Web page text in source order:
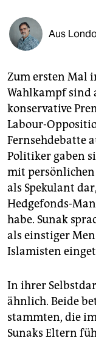
fragen & hilfe
abo
genossenschaft
epaper login
Aus
Zum ersten Mal
Wahlkampf sind
konservative
Labour-
Fernsehdebatte
Politiker gaben
mit persönlichen
als Spekulant
Hedgefonds-
habe. Sunak
als einstiger
Islamisten
In ihrer
ähnlich. Beide
stammten, die
Sunaks Eltern